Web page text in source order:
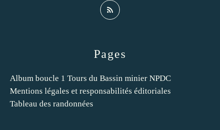
Pages
Album boucle 1 Tours du Bassin minier NPDC
Mentions légales et responsabilités éditoriales
Tableau des randonnées